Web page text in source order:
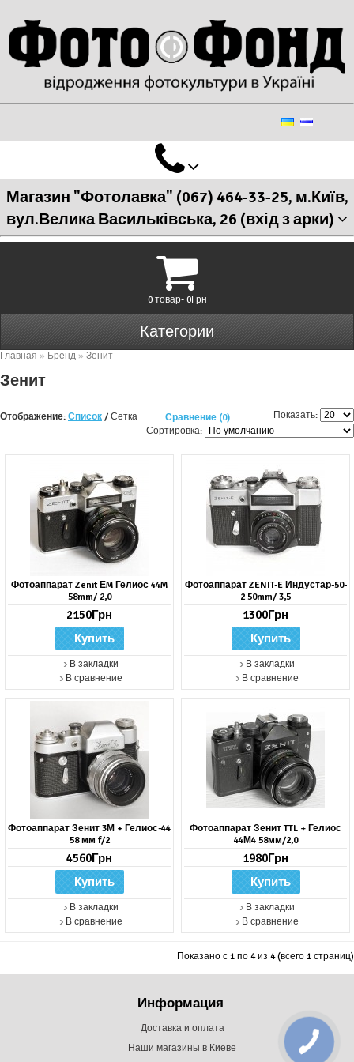
Магазин "Фотолавка" (067) 464-33-25, м.Київ,
вул.Велика Васильківська, 26 (вхід з арки)
0 товар- 0Грн
Категории
Главная » Бренд » Зенит
Зенит
Отображение: Список / Сетка Сравнение (0)
Показать:
Сортировка:
Фотоаппарат Zenit ЕM Гелиос 44M
58mm/ 2,0
2150Грн
В закладки
В сравнение
Фотоаппарат ZENIT-E Индустар-50-
2 50mm/ 3,5
1300Грн
В закладки
В сравнение
Фотоаппарат Зенит 3М + Гелиос-44
58 мм f/2
4560Грн
В закладки
В сравнение
Фотоаппарат Зенит TTL + Гелиос
44М4 58мм/2,0
1980Грн
В закладки
В сравнение
Показано с 1 по 4 из 4 (всего 1 страниц)
Информация
Доставка и оплата
Наши магазины в Киеве